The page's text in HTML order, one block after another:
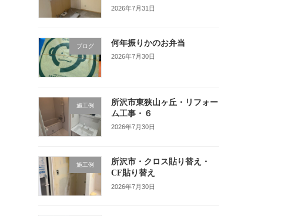
2026年7月31日
ブログ 何年振りかのお弁当
2026年7月30日
施工例
所沢市東狭山ヶ丘・リフォー
ム工事・６
2026年7月30日
施工例
所沢市・クロス貼り替え・
CF貼り替え
2026年7月30日